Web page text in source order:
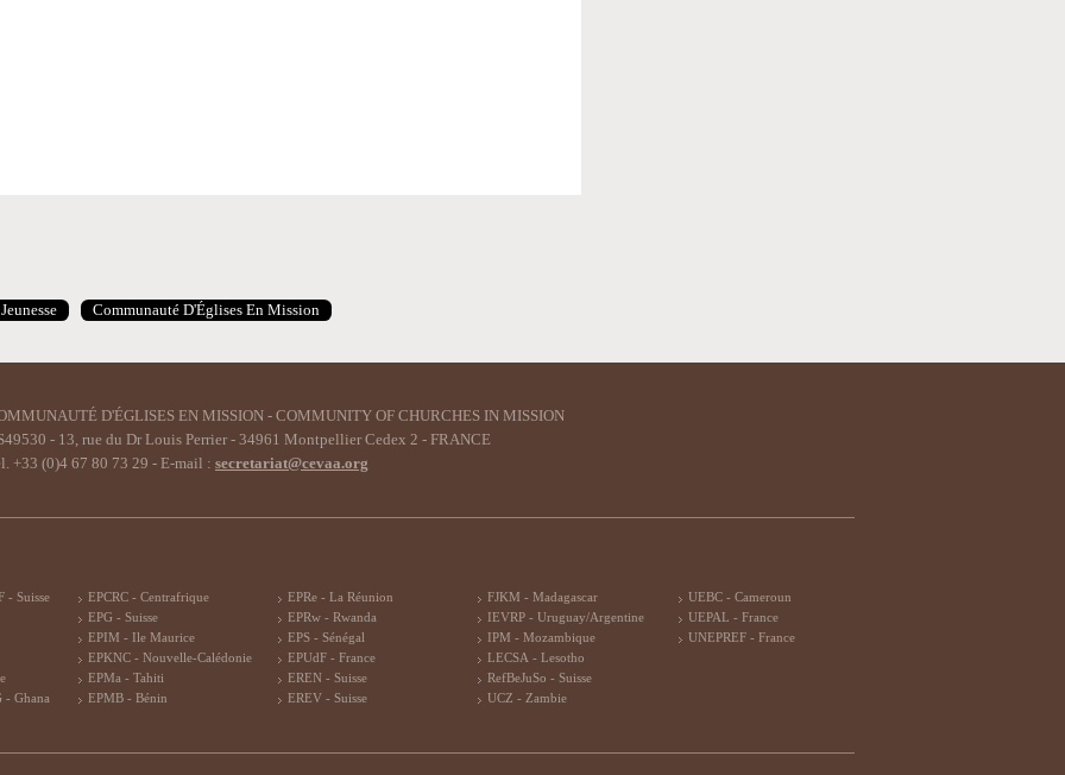
Jeunesse Communauté D'Églises En Mission
D'ÉGLISES EN MISSION - COMMUNITY OF CHURCHES IN MISSION
- 13, rue du Dr Louis Perrier - 34961 Montpellier Cedex 2 - FRANCE
+33 (0)4 67 80 73 29 - E-mail : secretariat@cevaa.org
- Suisse
- Ghana
EPCRC - Centrafrique
EPG - Suisse
EPIM - Ile Maurice
EPKNC - Nouvelle-Calédonie
EPMa - Tahiti
EPMB - Bénin
EPRe - La Réunion
EPRw - Rwanda
EPS - Sénégal
EPUdF - France
EREN - Suisse
EREV - Suisse
FJKM - Madagascar
IEVRP - Uruguay/Argentine
IPM - Mozambique
LECSA - Lesotho
RefBeJuSo - Suisse
UCZ - Zambie
UEBC - Cameroun
UEPAL - France
UNEPREF - France